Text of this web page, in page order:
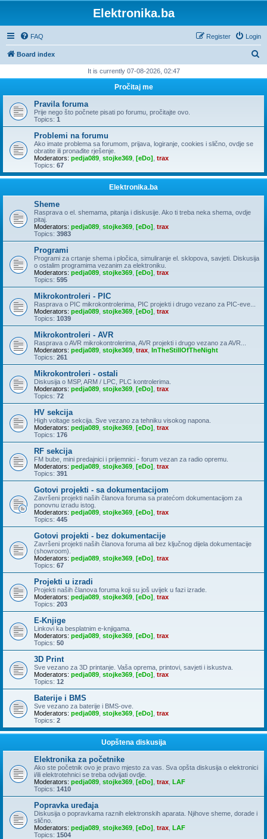
Elektronika.ba
FAQ Login
Register
Board index
r
h
It is currently 07-08-2026, 02:47
Pročitaj me
Pravila foruma
Prije nego što počnete pisati po forumu, pročitajte ovo.
Topics: 1
Problemi na forumu
Ako imate problema sa forumom, prijava, logiranje, cookies i slično, ovdje se
obratite ili pronađite rješenje.
Moderators: pedja089 stojke369 [eDo] trax
Topics: 67
Elektronika.ba
Sheme
Rasprava o el. shemama, pitanja i diskusije. Ako ti treba neka shema, ovdje
pitaj.
Moderators: pedja089 stojke369 [eDo] trax
Topics: 3983
Programi
Programi za crtanje shema i pločica, simuliranje el. sklopova, savjeti. Diskusija
o ostalim programima vezanim za elektroniku.
Moderators: pedja089 stojke369 [eDo] trax
Topics: 595
Mikrokontroleri - PIC
Rasprava o PIC mikrokontrolerima, PIC projekti i drugo vezano za PIC-eve...
Moderators: pedja089 stojke369 [eDo] trax
Topics: 1039
Mikrokontroleri - AVR
Rasprava o AVR mikrokontrolerima, AVR projekti i drugo vezano za AVR...
Moderators: pedja089 stojke369 trax InTheStillOfTheNight
Topics: 261
Mikrokontroleri - ostali
Diskusija o MSP, ARM / LPC, PLC kontrolerima.
Moderators: pedja089 stojke369 [eDo] trax
Topics: 72
HV sekcija
High voltage sekcija. Sve vezano za tehniku visokog napona.
Moderators: pedja089 stojke369 [eDo] trax
Topics: 176
RF sekcija
FM bube, mini predajnici i prijemnici - forum vezan za radio opremu.
Moderators: pedja089 stojke369 [eDo] trax
Topics: 391
Gotovi projekti - sa dokumentacijom
Završeni projekti naših članova foruma sa pratećom dokumentacijom za
ponovnu izradu istog.
Moderators: pedja089 stojke369 [eDo] trax
Topics: 445
Gotovi projekti - bez dokumentacije
Završeni projekti naših članova foruma ali bez ključnog dijela dokumentacije
(showroom).
Moderators: pedja089 stojke369 [eDo] trax
Topics: 67
Projekti u izradi
Projekti naših članova foruma koji su još uvijek u fazi izrade.
Moderators: pedja089 stojke369 [eDo] trax
Topics: 203
E-Knjige
Linkovi ka besplatnim e-knjigama.
Moderators: pedja089 stojke369 [eDo] trax
Topics: 50
3D Print
Sve vezano za 3D printanje. Vaša oprema, printovi, savjeti i iskustva.
Moderators: pedja089 stojke369 [eDo] trax
Topics: 12
Baterije i BMS
Sve vezano za baterije i BMS-ove.
Moderators: pedja089 stojke369 [eDo] trax
Topics: 2
Uopštena diskusija
Elektronika za početnike
Ako ste početnik ovo je pravo mjesto za vas. Sva opšta diskusija o elektronici
i/ili elektrotehnici se treba odvijati ovdje.
Moderators: pedja089 stojke369 [eDo] trax LAF
Topics: 1410
Popravka uređaja
Diskusija o popravkama raznih elektronskih aparata. Njihove sheme, dorade i
slično.
Moderators: pedja089 stojke369 [eDo] trax LAF
Topics: 1504